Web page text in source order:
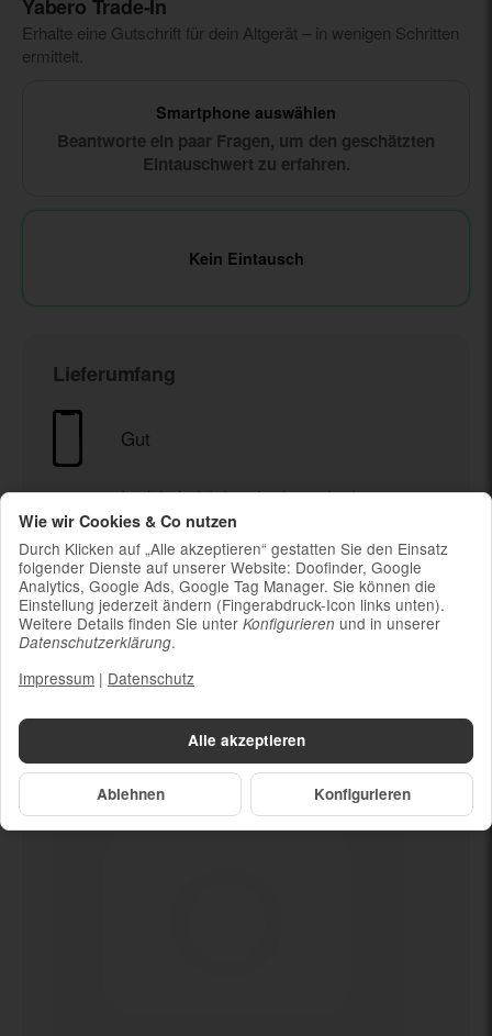
Yabero Trade‑In
Erhalte eine Gutschrift für dein Altgerät – in wenigen Schritten
ermittelt.
Smartphone auswählen
Beantworte ein paar Fragen, um den geschätzten
Eintauschwert zu erfahren.
Kein Eintausch
Lieferumfang
Gut
Ladekabel (ohne Ladestecker)
Um die Nachhaltigkeit zu unterstützen und
weil die meisten neueren Smartphones
kabelloses Laden ermöglichen, ist kein
Ladestecker im Lieferumfang enthalten
Alle akzeptieren
Ablehnen Konfigurieren
Wie wir Cookies & Co nutzen
Durch Klicken auf „Alle akzeptieren“ gestatten Sie den Einsatz
folgender Dienste auf unserer Website: Doofinder, Google
Analytics, Google Ads, Google Tag Manager. Sie können die
Einstellung jederzeit ändern (Fingerabdruck-Icon links unten).
Weitere Details finden Sie unter Konfigurieren und in unserer
Datenschutzerklärung.
Impressum | Datenschutz